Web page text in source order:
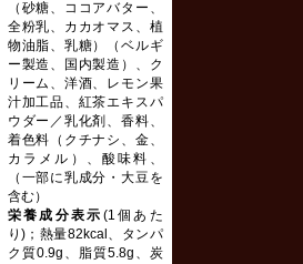
（砂糖、ココアバター、
全粉乳、カカオマス、植
物油脂、乳糖）（ベルギ
ー製造、国内製造）、ク
リーム、洋酒、レモン果
汁加工品、紅茶エキスパ
ウダー／乳化剤、香料、
着色料（クチナシ、金、
カラメル）、酸味料、
（一部に乳成分・大豆を
含む）
栄養成分表示 (1個あた
り)；熱量82kcal、タンパ
ク質0.9g、脂質5.8g、炭